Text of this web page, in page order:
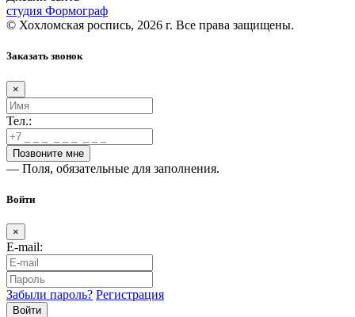
студия Формограф
© Хохломская роспись, 2026 г. Все права защищены.
Заказать звонок
×
Тел.:
— Поля, обязательные для заполнения.
Войти
×
E-mail:
Забыли пароль? Регистрация